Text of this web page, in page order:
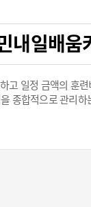
내일배움
고 일정 금액의 훈
종합적으로 관리하